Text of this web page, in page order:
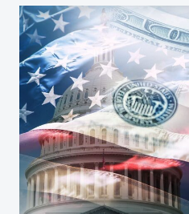
ESTADOS
UNIDOS
PUEDE
INCREMENTAR
SUS
VENTAS
O
AUMENTAR
SU
PRODUCTIVIDAD
EN
ESTADOS
UNIDOS